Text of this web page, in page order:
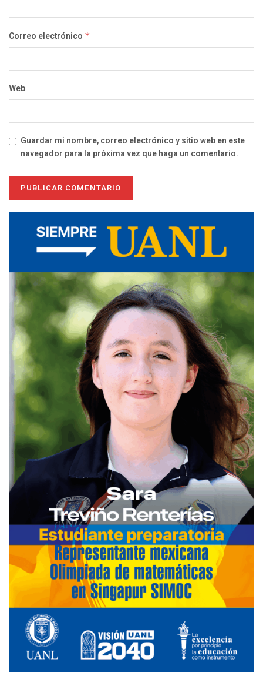
Correo electrónico *
Web
Guardar mi nombre, correo electrónico y sitio web en este
navegador para la próxima vez que haga un comentario.